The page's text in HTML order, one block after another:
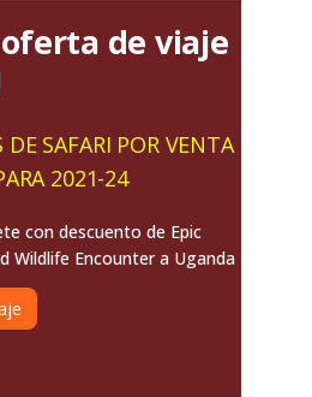
de viaje
DE SAFARI POR VENTA
2021-24
con descuento de Epic
Wildlife Encounter a Uganda